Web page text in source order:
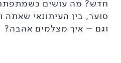
חדש? מה עושים
סוער, בין העיתונאי
וגם – איך מצלמים אהבה?